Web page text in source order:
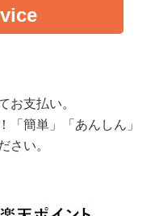
お支払い。
「簡単」「あんしん」
さい。